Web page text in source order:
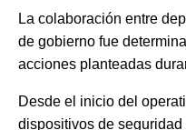
La colaboración entre
de gobierno fue
acciones planteadas
Desde el inicio del
dispositivos de